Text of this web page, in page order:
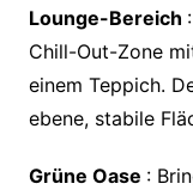
Lounge-Bereich
Chill-Out-Zone
einem Teppich.
ebene, stabile
Grüne Oase :